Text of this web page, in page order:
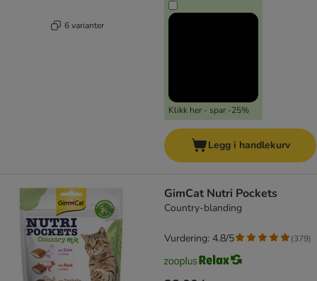
6 varianter
Klikk her - spar -25%
Legg i handlekurv
GimCat Nutri Pockets
Country-blanding
Vurdering: 4.8/5 (379)